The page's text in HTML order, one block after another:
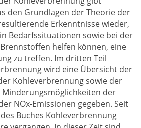
den Grundlagen der Theorie der
Erkenntnisse wieder,
Bedarfssituationen sowie bei der
helfen können, eine
zu treffen. Im dritten Teil
wird eine Übersicht der
Kohleverbrennung sowie der
der
NOx-Emissionen gegeben. Seit
Buches Kohleverbrennung